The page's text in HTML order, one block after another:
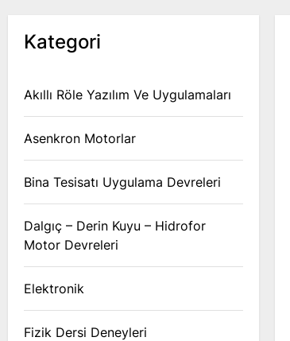
Kategori
Akıllı Röle Yazılım Ve Uygulamaları
Asenkron Motorlar
Bina Tesisatı Uygulama Devreleri
Dalgıç – Derin Kuyu – Hidrofor
Motor Devreleri
Elektronik
Fizik Dersi Deneyleri